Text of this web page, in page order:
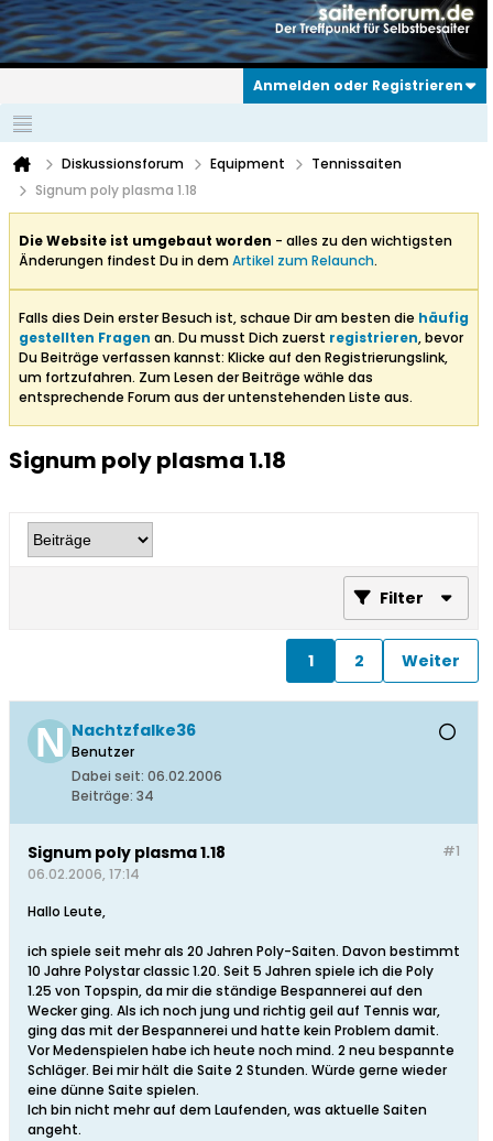
Anmelden oder Registrieren
Diskussionsforum Equipment
Tennissaiten
Signum poly plasma 1.18
Die Website ist umgebaut worden - alles zu den wichtigsten
Änderungen findest Du in demArtikel zum Relaunch.
Falls dies Dein erster Besuch ist, schaue Dir am besten die häufig
gestellten Fragen an. Du musst Dich zuerst registrieren, bevor
Du Beiträge verfassen kannst: Klicke auf den Registrierungslink,
um fortzufahren. Zum Lesen der Beiträge wähle das
entsprechende Forum aus der untenstehenden Liste aus.
Signum poly plasma 1.18
Filter
1 2 Weiter
Nachtzfalke36
Benutzer
Dabei seit: 06.02.2006
Beiträge: 34
#1
Signum poly plasma 1.18
06.02.2006, 17:14
Hallo Leute,
ich spiele seit mehr als 20 Jahren Poly-Saiten. Davon bestimmt
10 Jahre Polystar classic 1.20. Seit 5 Jahren spiele ich die Poly
1.25 von Topspin, da mir die ständige Bespannerei auf den
Wecker ging. Als ich noch jung und richtig geil auf Tennis war,
ging das mit der Bespannerei und hatte kein Problem damit.
Vor Medenspielen habe ich heute noch mind. 2 neu bespannte
Schläger. Bei mir hält die Saite 2 Stunden. Würde gerne wieder
eine dünne Saite spielen.
Ich bin nicht mehr auf dem Laufenden, was aktuelle Saiten
angeht.